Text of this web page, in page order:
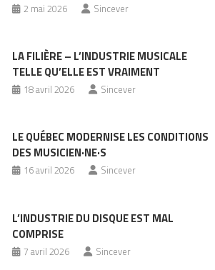
2 mai 2026 Sincever
LA FILIÈRE – L’INDUSTRIE MUSICALE
TELLE QU’ELLE EST VRAIMENT
18 avril 2026 Sincever
LE QUÉBEC MODERNISE LES CONDITIONS
DES MUSICIEN·NE·S
16 avril 2026 Sincever
L’INDUSTRIE DU DISQUE EST MAL
COMPRISE
7 avril 2026 Sincever